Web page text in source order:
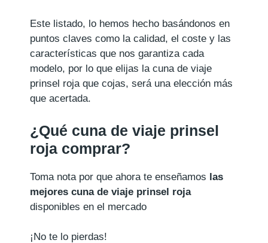
Este listado, lo hemos hecho basándonos en
puntos claves como la calidad, el coste y las
características que nos garantiza cada
modelo, por lo que elijas la cuna de viaje
prinsel roja que cojas, será una elección más
que acertada.
¿Qué cuna de viaje prinsel
roja comprar?
Toma nota por que ahora te enseñamos las
mejores cuna de viaje prinsel roja
disponibles en el mercado
¡No te lo pierdas!